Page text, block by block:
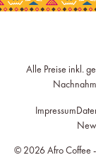
Alle Preise inkl.
© 2026 Afro Coffee
Impressum